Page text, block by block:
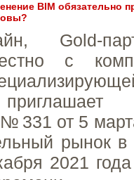
BIM обязательно
Gold-
с
331 от 5
рынок
2021